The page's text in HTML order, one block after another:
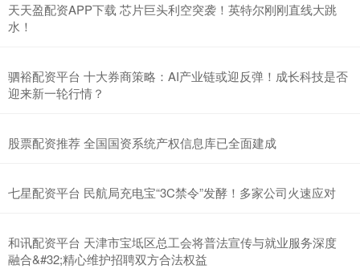
天天盈配资APP下载 芯片巨头利空突袭！英特尔刚刚直线大跳
水！
驷裕配资平台 十大券商策略：AI产业链或迎反弹！成长科技是否
迎来新一轮行情？
股票配资推荐 全国国资系统产权信息库已全面建成
七星配资平台 民航局充电宝“3C禁令”发酵！多家公司火速应对
和讯配资平台 天津市宝坻区总工会将普法宣传与就业服务深度
融合&#32;精心维护招聘双方合法权益